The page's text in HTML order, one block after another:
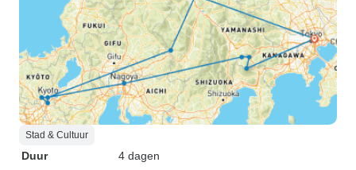
Stad & Cultuur
Duur
4 dagen